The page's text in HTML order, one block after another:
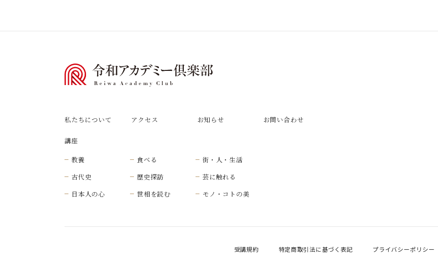
私たちについて
講座
教養 食べる
街・人・生活
古代史
歴史探訪
芸に触れる
日本人の心
世相を読む モノ・コトの美
アクセス お知らせ お問い合わせ
受講規約 特定商取引法に基づく表記 プライバシーポリシー